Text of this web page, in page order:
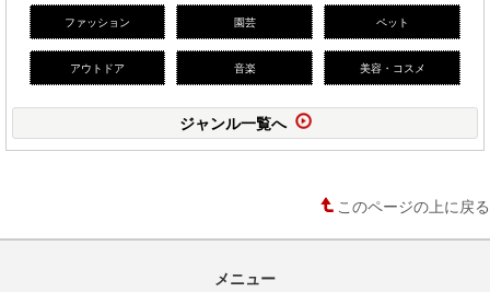
ファッション 園芸 ペット
アウトドア 音楽 美容・コスメ
ジャンル一覧へ
このページの上に戻る
メニュー